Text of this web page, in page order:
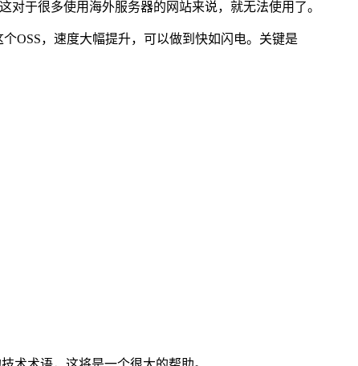
于很多使用海外服务器的网站来说，就无法使用了。
OSS，速度大幅提升，可以做到快如闪电。关键是